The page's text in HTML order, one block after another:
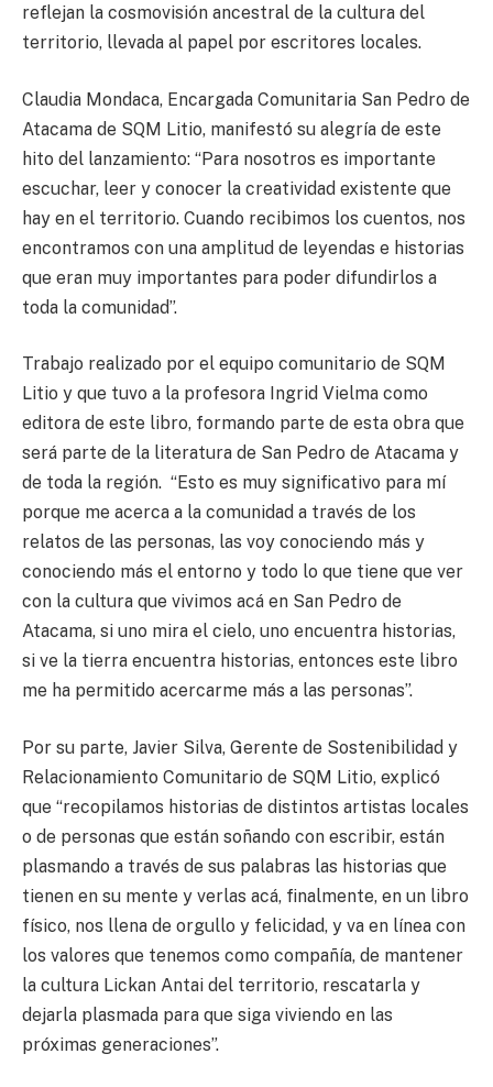
reflejan la cosmovisión ancestral de la cultura del
territorio, llevada al papel por escritores locales.
Claudia Mondaca, Encargada Comunitaria San Pedro de
Atacama de SQM Litio, manifestó su alegría de este
hito del lanzamiento: “Para nosotros es importante
escuchar, leer y conocer la creatividad existente que
hay en el territorio. Cuando recibimos los cuentos, nos
encontramos con una amplitud de leyendas e historias
que eran muy importantes para poder difundirlos a
toda la comunidad”.
Trabajo realizado por el equipo comunitario de SQM
Litio y que tuvo a la profesora Ingrid Vielma como
editora de este libro, formando parte de esta obra que
será parte de la literatura de San Pedro de Atacama y
de toda la región. “Esto es muy significativo para mí
porque me acerca a la comunidad a través de los
relatos de las personas, las voy conociendo más y
conociendo más el entorno y todo lo que tiene que ver
con la cultura que vivimos acá en San Pedro de
Atacama, si uno mira el cielo, uno encuentra historias,
si ve la tierra encuentra historias, entonces este libro
me ha permitido acercarme más a las personas”.
Por su parte, Javier Silva, Gerente de Sostenibilidad y
Relacionamiento Comunitario de SQM Litio, explicó
que “recopilamos historias de distintos artistas locales
o de personas que están soñando con escribir, están
plasmando a través de sus palabras las historias que
tienen en su mente y verlas acá, finalmente, en un libro
físico, nos llena de orgullo y felicidad, y va en línea con
los valores que tenemos como compañía, de mantener
la cultura Lickan Antai del territorio, rescatarla y
dejarla plasmada para que siga viviendo en las
próximas generaciones”.